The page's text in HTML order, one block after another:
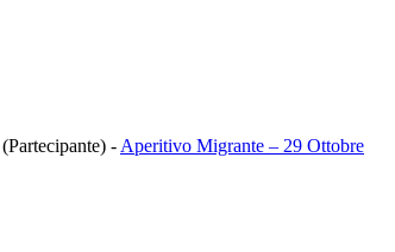
- Aperitivo Migrante – 29 Ottobre